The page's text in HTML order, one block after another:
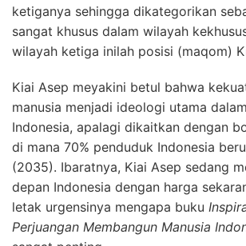
ketiganya sehingga dikategorikan
sangat khusus dalam wilayah
wilayah ketiga inilah posisi (maqom)
Kiai Asep meyakini betul bahwa
manusia menjadi ideologi utama
Indonesia, apalagi dikaitkan dengan
di mana 70% penduduk Indonesia
(2035). Ibaratnya, Kiai Asep sedang
depan Indonesia dengan harga
letak urgensinya mengapa buku
Perjuangan Membangun Manusia